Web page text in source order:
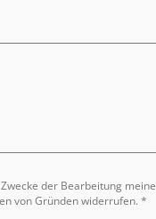
der Bearbeitung
von Gründen widerrufen. *